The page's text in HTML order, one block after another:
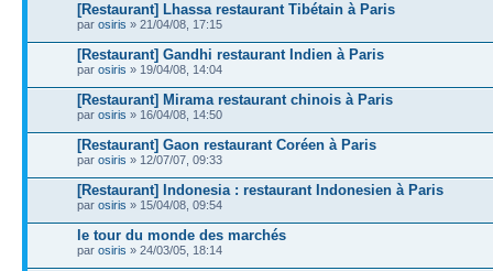
[Restaurant] Lhassa restaurant Tibétain à Paris
par osiris » 21/04/08, 17:15
[Restaurant] Gandhi restaurant Indien à Paris
par osiris » 19/04/08, 14:04
[Restaurant] Mirama restaurant chinois à Paris
par osiris » 16/04/08, 14:50
[Restaurant] Gaon restaurant Coréen à Paris
par osiris » 12/07/07, 09:33
[Restaurant] Indonesia : restaurant Indonesien à Paris
par osiris » 15/04/08, 09:54
le tour du monde des marchés
par osiris » 24/03/05, 18:14